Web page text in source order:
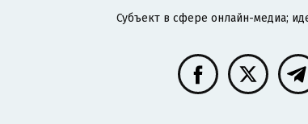
Субъект в сфере онлайн-медиа;